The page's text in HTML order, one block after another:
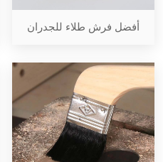
أفضل فرش طلاء للجدران